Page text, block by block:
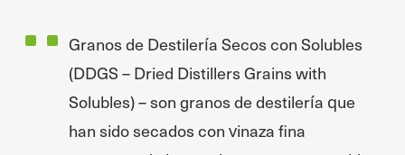
Granos de Destilería Secos con Solubles
(DDGS – Dried Distillers Grains with
Solubles) – son granos de destilería que
han sido secados con vinaza fina